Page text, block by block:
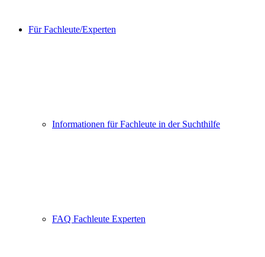
Für Fachleute/Experten
Informationen für Fachleute in der Suchthilfe
FAQ Fachleute Experten